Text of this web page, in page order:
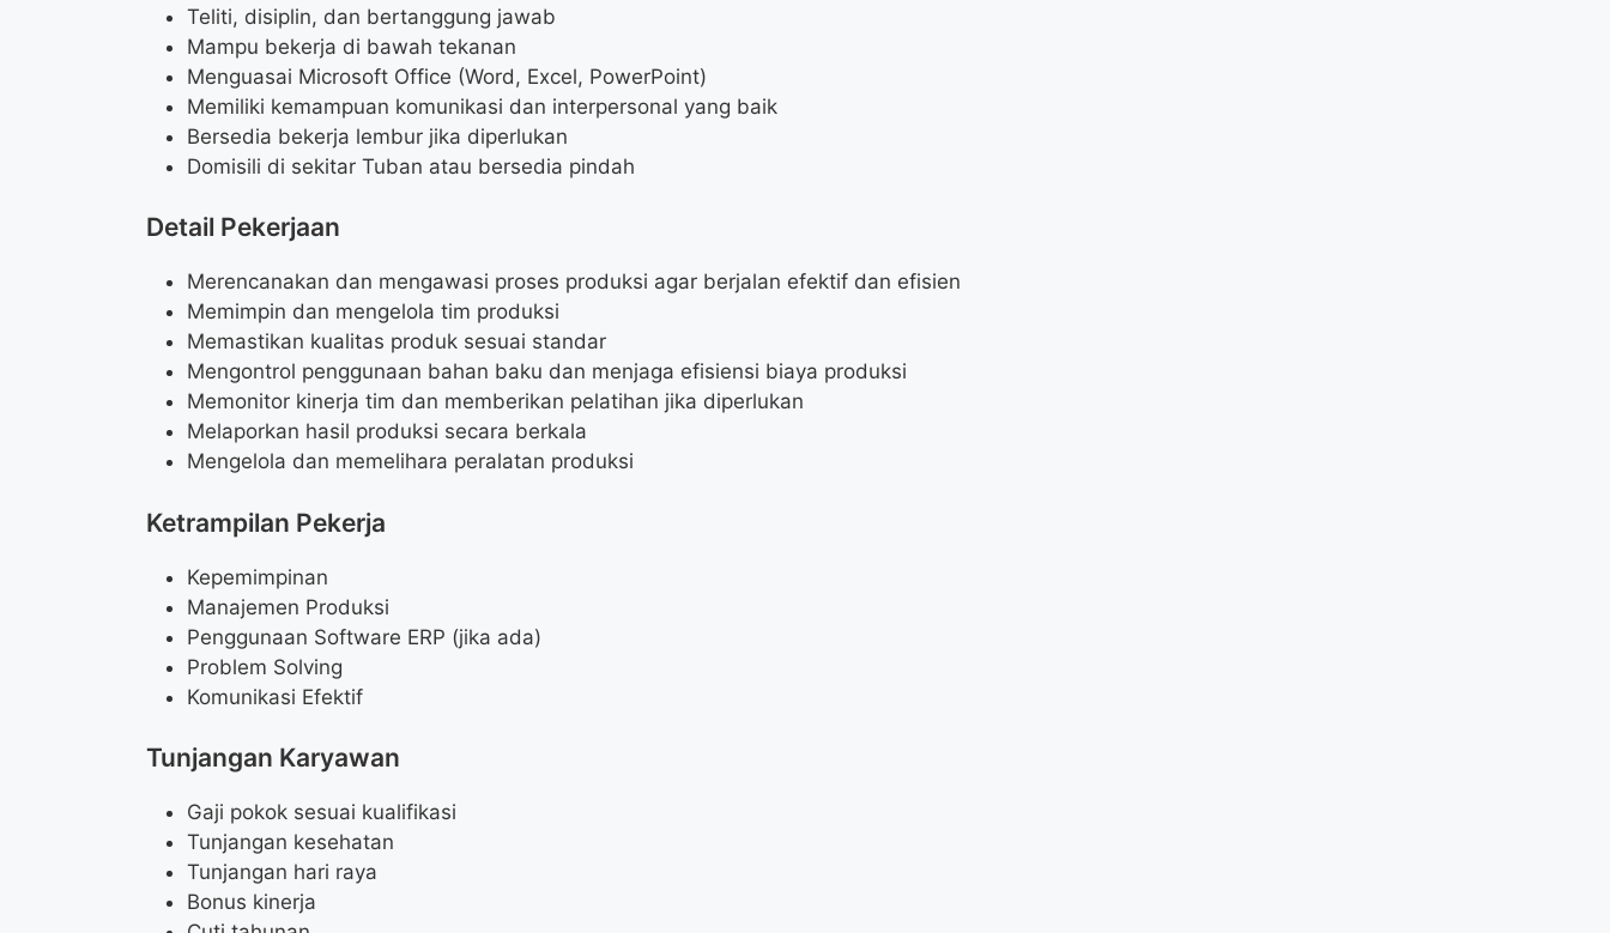
Teliti, disiplin, dan bertanggung jawab
Mampu bekerja di bawah tekanan
Menguasai Microsoft Office (Word, Excel, PowerPoint)
Memiliki kemampuan komunikasi dan interpersonal yang baik
Bersedia bekerja lembur jika diperlukan
Domisili di sekitar Tuban atau bersedia pindah
Detail Pekerjaan
Merencanakan dan mengawasi proses produksi agar berjalan efektif dan efisien
Memimpin dan mengelola tim produksi
Memastikan kualitas produk sesuai standar
Mengontrol penggunaan bahan baku dan menjaga efisiensi biaya produksi
Memonitor kinerja tim dan memberikan pelatihan jika diperlukan
Melaporkan hasil produksi secara berkala
Mengelola dan memelihara peralatan produksi
Ketrampilan Pekerja
Kepemimpinan
Manajemen Produksi
Penggunaan Software ERP (jika ada)
Problem Solving
Komunikasi Efektif
Tunjangan Karyawan
Gaji pokok sesuai kualifikasi
Tunjangan kesehatan
Tunjangan hari raya
Bonus kinerja